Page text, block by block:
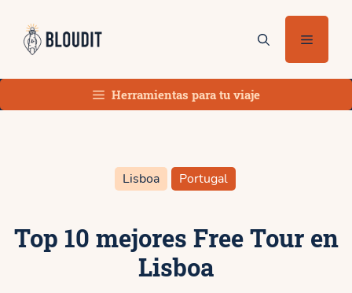
contenido
Menú
Herramientas para tu viaje
Lisboa Portugal
Top 10 mejores Free Tour en
Lisboa